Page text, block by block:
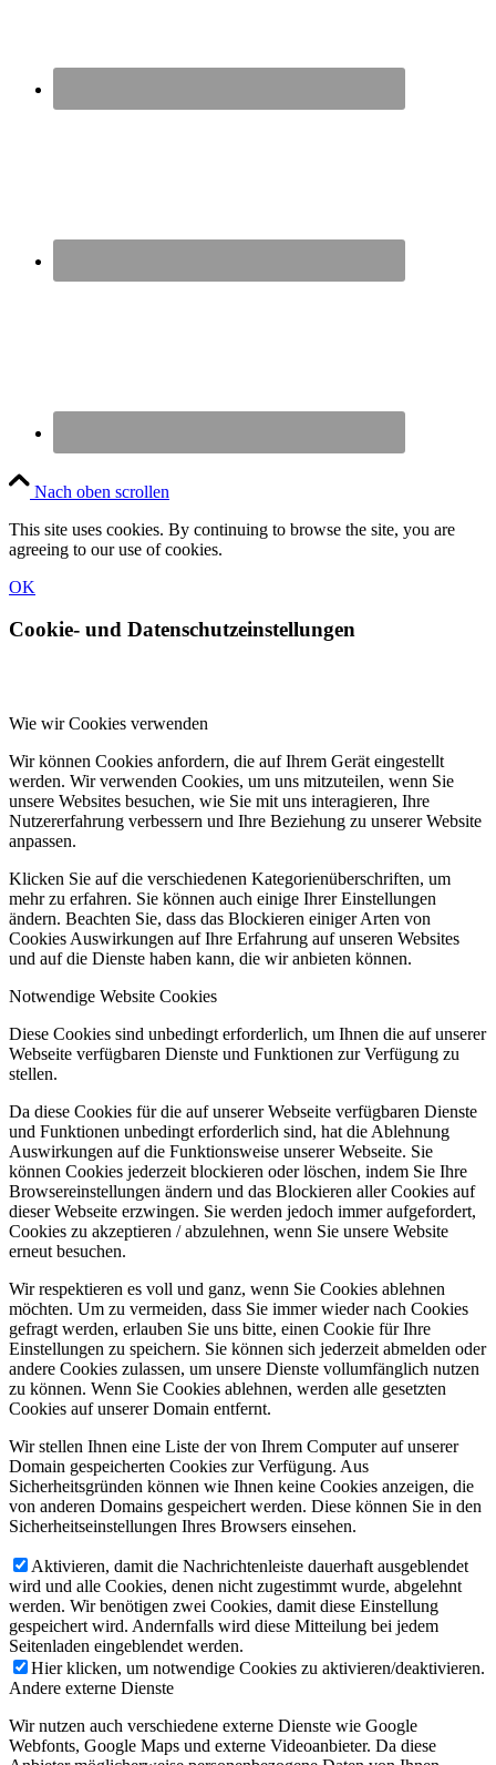
Nach oben scrollen
This site uses cookies. By continuing to browse the site, you are
agreeing to our use of cookies.
OK
Cookie- und Datenschutzeinstellungen
Wie wir Cookies verwenden
Wir können Cookies anfordern, die auf Ihrem Gerät eingestellt
werden. Wir verwenden Cookies, um uns mitzuteilen, wenn Sie
unsere Websites besuchen, wie Sie mit uns interagieren, Ihre
Nutzererfahrung verbessern und Ihre Beziehung zu unserer Website
anpassen.
Klicken Sie auf die verschiedenen Kategorienüberschriften, um
mehr zu erfahren. Sie können auch einige Ihrer Einstellungen
ändern. Beachten Sie, dass das Blockieren einiger Arten von
Cookies Auswirkungen auf Ihre Erfahrung auf unseren Websites
und auf die Dienste haben kann, die wir anbieten können.
Notwendige Website Cookies
Diese Cookies sind unbedingt erforderlich, um Ihnen die auf unserer
Webseite verfügbaren Dienste und Funktionen zur Verfügung zu
stellen.
Da diese Cookies für die auf unserer Webseite verfügbaren Dienste
und Funktionen unbedingt erforderlich sind, hat die Ablehnung
Auswirkungen auf die Funktionsweise unserer Webseite. Sie
können Cookies jederzeit blockieren oder löschen, indem Sie Ihre
Browsereinstellungen ändern und das Blockieren aller Cookies auf
dieser Webseite erzwingen. Sie werden jedoch immer aufgefordert,
Cookies zu akzeptieren / abzulehnen, wenn Sie unsere Website
erneut besuchen.
Wir respektieren es voll und ganz, wenn Sie Cookies ablehnen
möchten. Um zu vermeiden, dass Sie immer wieder nach Cookies
gefragt werden, erlauben Sie uns bitte, einen Cookie für Ihre
Einstellungen zu speichern. Sie können sich jederzeit abmelden oder
andere Cookies zulassen, um unsere Dienste vollumfänglich nutzen
zu können. Wenn Sie Cookies ablehnen, werden alle gesetzten
Cookies auf unserer Domain entfernt.
Wir stellen Ihnen eine Liste der von Ihrem Computer auf unserer
Domain gespeicherten Cookies zur Verfügung. Aus
Sicherheitsgründen können wie Ihnen keine Cookies anzeigen, die
von anderen Domains gespeichert werden. Diese können Sie in den
Sicherheitseinstellungen Ihres Browsers einsehen.
Aktivieren, damit die Nachrichtenleiste dauerhaft ausgeblendet
wird und alle Cookies, denen nicht zugestimmt wurde, abgelehnt
werden. Wir benötigen zwei Cookies, damit diese Einstellung
gespeichert wird. Andernfalls wird diese Mitteilung bei jedem
Seitenladen eingeblendet werden.
Hier klicken, um notwendige Cookies zu aktivieren/deaktivieren.
Andere externe Dienste
Wir nutzen auch verschiedene externe Dienste wie Google
Webfonts, Google Maps und externe Videoanbieter. Da diese